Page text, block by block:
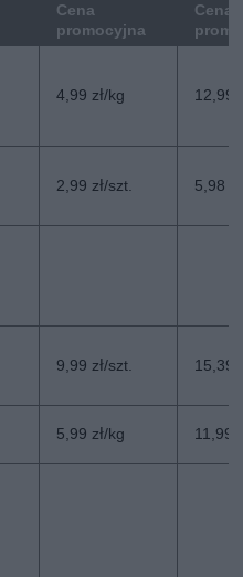
Cena
promocyjna
Cena
4,99 zł/kg 12,99
2,99 zł/szt. 5,98
9,99 zł/szt. 15,39
5,99 zł/kg 11,99